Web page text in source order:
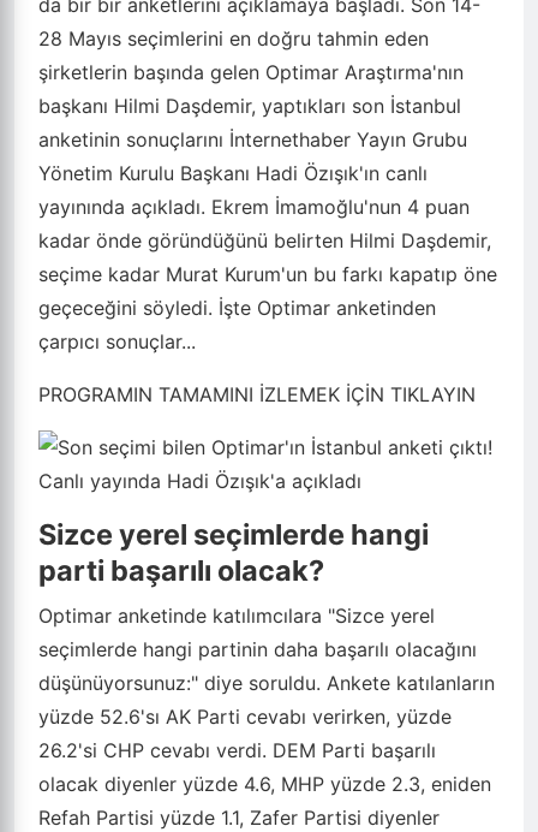
da bir bir anketlerini açıklamaya başladı. Son 14-
28 Mayıs seçimlerini en doğru tahmin eden
şirketlerin başında gelen Optimar Araştırma'nın
başkanı Hilmi Daşdemir, yaptıkları son İstanbul
anketinin sonuçlarını İnternethaber Yayın Grubu
Yönetim Kurulu Başkanı Hadi Özışık'ın canlı
yayınında açıkladı. Ekrem İmamoğlu'nun 4 puan
kadar önde göründüğünü belirten Hilmi Daşdemir,
seçime kadar Murat Kurum'un bu farkı kapatıp öne
geçeceğini söyledi. İşte Optimar anketinden
çarpıcı sonuçlar...
PROGRAMIN TAMAMINI İZLEMEK İÇİN TIKLAYIN
Sizce yerel seçimlerde hangi
parti başarılı olacak?
Optimar anketinde katılımcılara "Sizce yerel
seçimlerde hangi partinin daha başarılı olacağını
düşünüyorsunuz:" diye soruldu. Ankete katılanların
yüzde 52.6'sı AK Parti cevabı verirken, yüzde
26.2'si CHP cevabı verdi. DEM Parti başarılı
olacak diyenler yüzde 4.6, MHP yüzde 2.3, eniden
Refah Partisi yüzde 1.1, Zafer Partisi diyenler